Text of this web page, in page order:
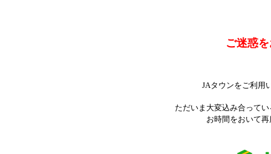
ご迷惑
JAタウンをご利用
ただいま大変込み合って
お時間をおいて